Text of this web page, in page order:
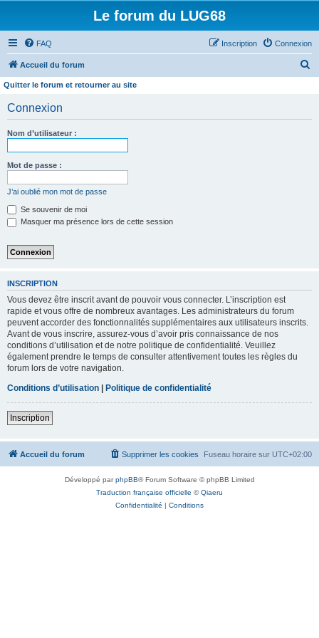
Le forum du LUG68
FAQ Connexion
Inscription
Accueil du forum
Quitter le forum et retourner au site
Connexion
Nom d’utilisateur :
Mot de passe :
J’ai oublié mon mot de passe
Se souvenir de moi
Masquer ma présence lors de cette session
INSCRIPTION
Vous devez être inscrit avant de pouvoir vous connecter. L’inscription est
rapide et vous offre de nombreux avantages. Les administrateurs du forum
peuvent accorder des fonctionnalités supplémentaires aux utilisateurs inscrits.
Avant de vous inscrire, assurez-vous d’avoir pris connaissance de nos
conditions d’utilisation et de notre politique de confidentialité. Veuillez
également prendre le temps de consulter attentivement toutes les règles du
forum lors de votre navigation.
Conditions d’utilisation
Politique de confidentialité
Inscription
Accueil du forum Fuseau horaire sur UTC+02:00
Supprimer les cookies
Développé parphpBB® Forum Software © phpBB Limited
Traduction française officielle ©Qiaeru
Confidentialité | Conditions